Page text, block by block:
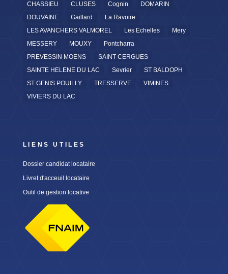
CHASSIEU
CLUSES Cognin
DOMARIN
DOUVAINE
Gaillard
La Ravoire
LES AVANCHERS VALMOREL
Les Echelles
Mery
MESSERY
MOUXY
Pontcharra
PREVESSIN MOENS
SAINT CERGUES
SAINTE HELENE DU LAC
Sevrier
ST BALDOPH
ST GENIS POUILLY
TRESSERVE
VIMINES
VIVIERS DU LAC
LIENS UTILES
Dossier candidat locataire
Livret d'acceuil locataire
Outil de gestion locative